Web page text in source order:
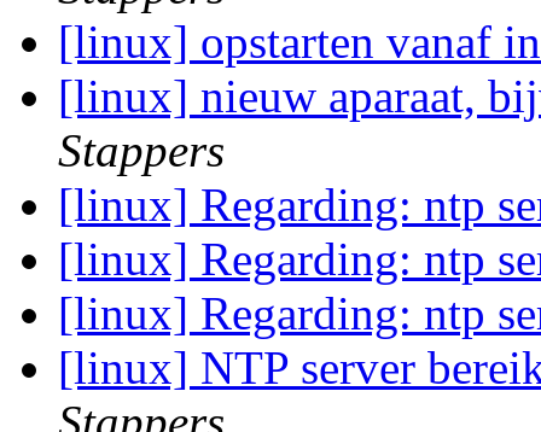
[linux] opstarten vanaf
[linux] nieuw aparaat,
Stappers
[linux] Regarding: ntp
[linux] Regarding: ntp
[linux] Regarding: ntp
[linux] NTP server